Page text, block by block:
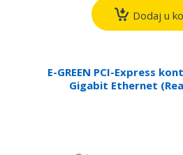
Dodaj u
E-GREEN PCI-Express
Gigabit Ethernet